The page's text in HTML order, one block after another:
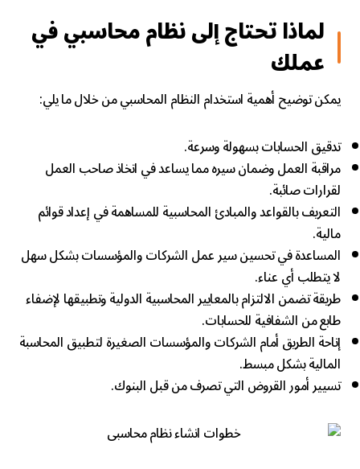
لماذا تحتاج إلى نظام محاسبي في
عملك
يمكن توضيح أهمية استخدام النظام المحاسبي من خلال ما يلي:
تدقيق الحسابات بسهولة وسرعة.
مراقبة العمل وضمان سيره مما يساعد في اتخاذ صاحب العمل
لقرارات صائبة.
التعريف بالقواعد والمبادئ المحاسبية للمساهمة في إعداد قوائم
مالية.
المساعدة في تحسين سير عمل الشركات والمؤسسات بشكل سهل
لا يتطلب أي عناء.
طريقة تضمن الالتزام بالمعايير المحاسبية الدولية وتطبيقها لإضفاء
طابع من الشفافية للحسابات.
إتاحة الطريق أمام الشركات والمؤسسات الصغيرة لتطبيق المحاسبة
المالية بشكل مبسط.
تسيير أمور القروض التي تصرف من قبل البنوك.